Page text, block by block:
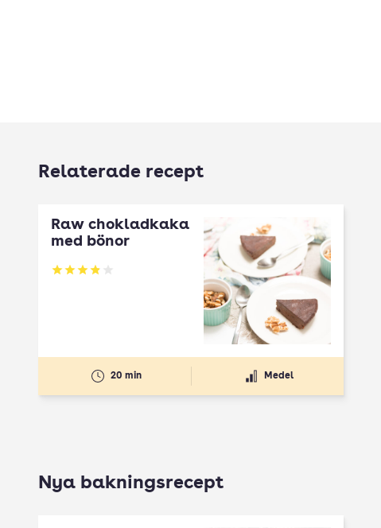
Relaterade recept
Raw chokladkaka
med bönor
Betyg: 3.91 av 5
20 min Medel
Nya bakningsrecept